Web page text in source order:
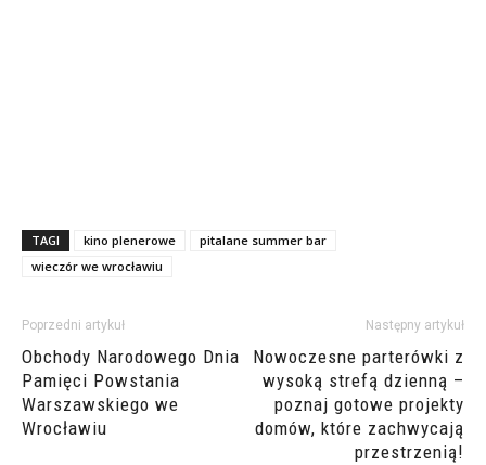
TAGI kino plenerowe
pitalane summer bar
wieczór we wrocławiu
Poprzedni artykuł
Obchody Narodowego Dnia
Pamięci Powstania
Warszawskiego we
Wrocławiu
Następny artykuł
Nowoczesne parterówki z
wysoką strefą dzienną –
poznaj gotowe projekty
domów, które zachwycają
przestrzenią!